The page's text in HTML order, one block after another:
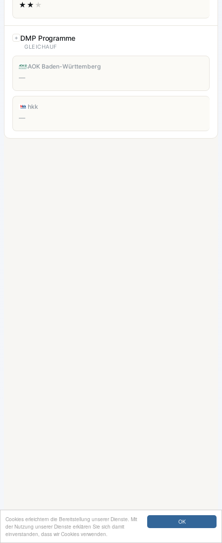
OK
Cookies erleichtern die Bereitstellung unserer Dienste. Mit
der Nutzung unserer Dienste erklären Sie sich damit
einverstanden, dass wir Cookies verwenden.
★★ ★
DMP Programme
GLEICHAUF
AOK Baden-Württemberg
—
hkk
—